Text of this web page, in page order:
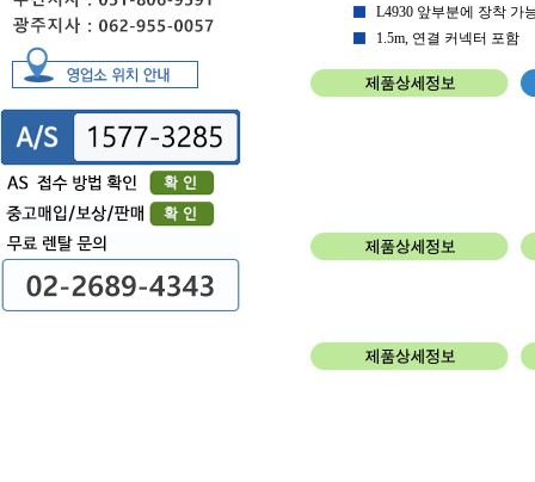
L4930 앞부분에 장착 가
1.5m, 연결 커넥터 포함